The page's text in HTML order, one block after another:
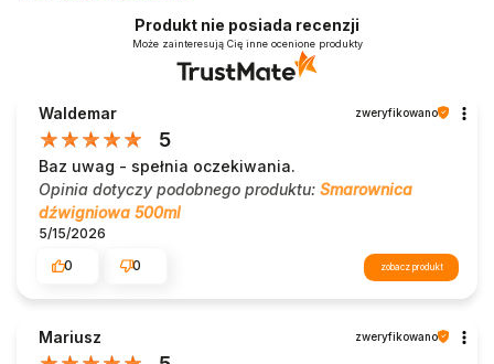
Produkt nie posiada recenzji
Może zainteresują Cię inne ocenione produkty
Waldemar zweryfikowano
5
Baz uwag - spełnia oczekiwania.
Opinia dotyczy podobnego produktu: Smarownica
dźwigniowa 500ml
5/15/2026
0
0 zobacz produkt
Mariusz zweryfikowano